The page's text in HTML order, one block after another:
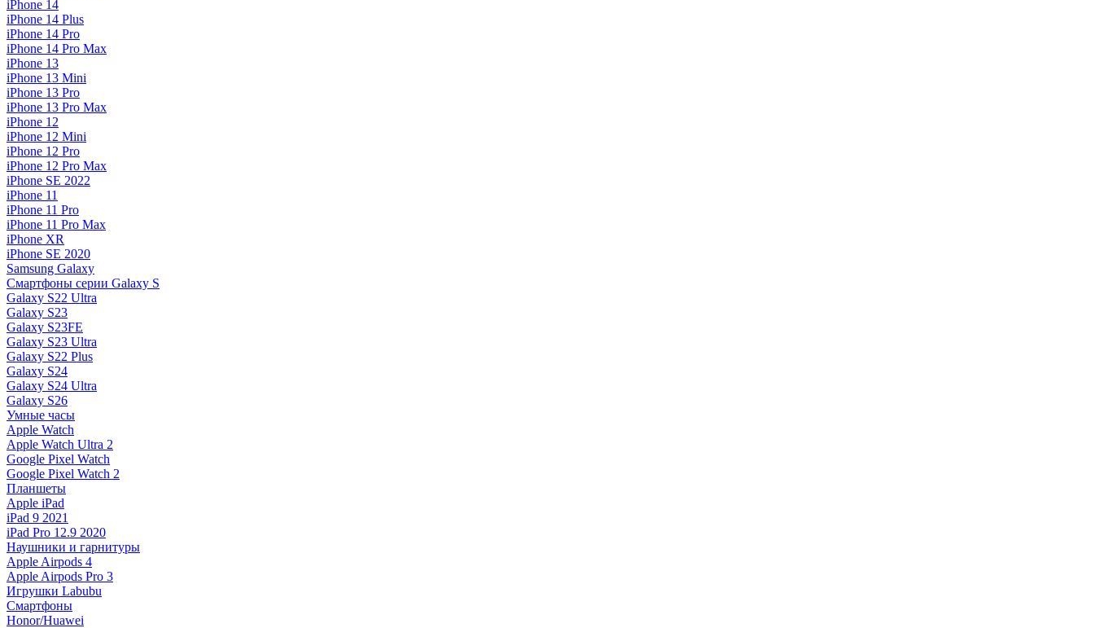
iPhone 14
iPhone 14 Plus
iPhone 14 Pro
iPhone 14 Pro Max
iPhone 13
iPhone 13 Mini
iPhone 13 Pro
iPhone 13 Pro Max
iPhone 12
iPhone 12 Mini
iPhone 12 Pro
iPhone 12 Pro Max
iPhone SE 2022
iPhone 11
iPhone 11 Pro
iPhone 11 Pro Max
iPhone XR
iPhone SE 2020
Samsung Galaxy
Смартфоны серии Galaxy S
Galaxy S22 Ultra
Galaxy S23
Galaxy S23FE
Galaxy S23 Ultra
Galaxy S22 Plus
Galaxy S24
Galaxy S24 Ultra
Galaxy S26
Умные часы
Apple Watch
Apple Watch Ultra 2
Google Pixel Watch
Google Pixel Watch 2
Планшеты
Apple iPad
iPad 9 2021
iPad Pro 12.9 2020
Наушники и гарнитуры
Apple Airpods 4
Apple Airpods Pro 3
Игрушки Labubu
Смартфоны
Honor/Huawei